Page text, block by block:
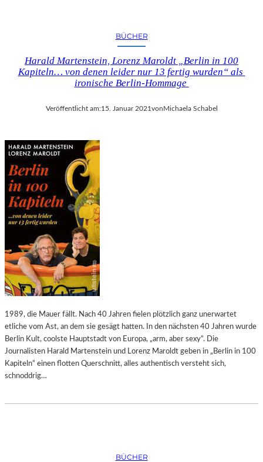
N
T
D
E
B
O
P
E
R
BÜCHER
Harald Martenstein, Lorenz Maroldt „Berlin in 100
Kapiteln… von denen leider nur 13 fertig wurden“ als
ironische Berlin-Hommage
Veröffentlicht am:15. Januar 2021 von Michaela Schabel
1989, die Mauer fällt. Nach 40 Jahren fielen plötzlich ganz unerwartet
etliche vom Ast, an dem sie gesägt hatten. In den nächsten 40 Jahren wurde
Berlin Kult, coolste Hauptstadt von Europa, „arm, aber sexy“. Die
Journalisten Harald Martenstein und Lorenz Maroldt geben in „Berlin in 100
Kapiteln“ einen flotten Querschnitt, alles authentisch versteht sich,
schnoddrig…
BÜCHER